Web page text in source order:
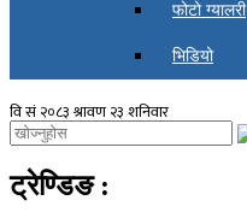
फोटो ग्यालरी
भिडियो
ट्रेण्डिङ :